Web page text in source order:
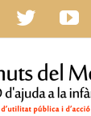
facebook
twitter